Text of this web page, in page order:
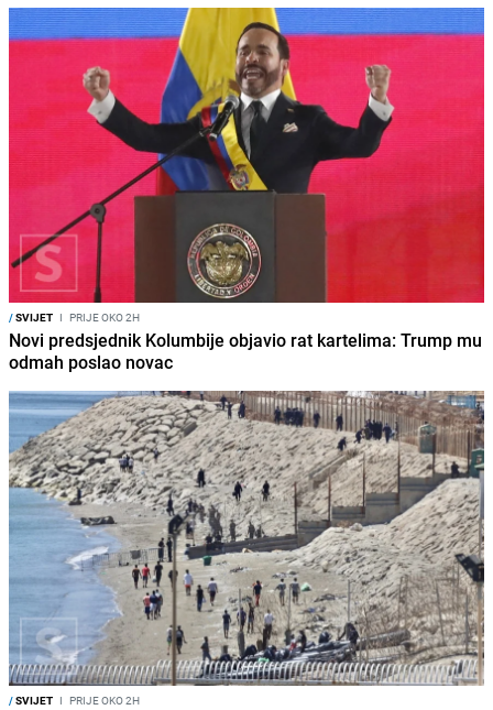
/SVIJET I PRIJE OKO 2H
Novi predsjednik Kolumbije objavio rat kartelima: Trump mu
odmah poslao novac
/SVIJET I PRIJE OKO 2H